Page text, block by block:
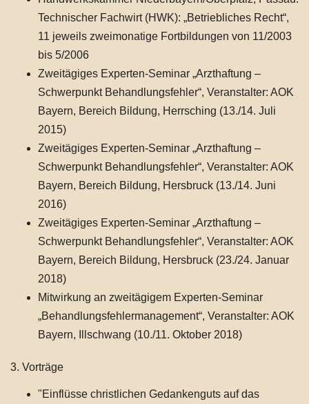
Technischer Fachwirt (HWK): „Betriebliches Recht“,
11 jeweils zweimonatige Fortbildungen von 11/2003
bis 5/2006
Zweitägiges Experten-Seminar „Arzthaftung –
Schwerpunkt Behandlungsfehler“, Veranstalter: AOK
Bayern, Bereich Bildung, Herrsching (13./14. Juli
2015)
Zweitägiges Experten-Seminar „Arzthaftung –
Schwerpunkt Behandlungsfehler“, Veranstalter: AOK
Bayern, Bereich Bildung, Hersbruck (13./14. Juni
2016)
Zweitägiges Experten-Seminar „Arzthaftung –
Schwerpunkt Behandlungsfehler“, Veranstalter: AOK
Bayern, Bereich Bildung, Hersbruck (23./24. Januar
2018)
Mitwirkung an zweitägigem Experten-Seminar
„Behandlungsfehlermanagement“, Veranstalter: AOK
Bayern, Illschwang (10./11. Oktober 2018)
3. Vorträge
"Einflüsse christlichen Gedankenguts auf das